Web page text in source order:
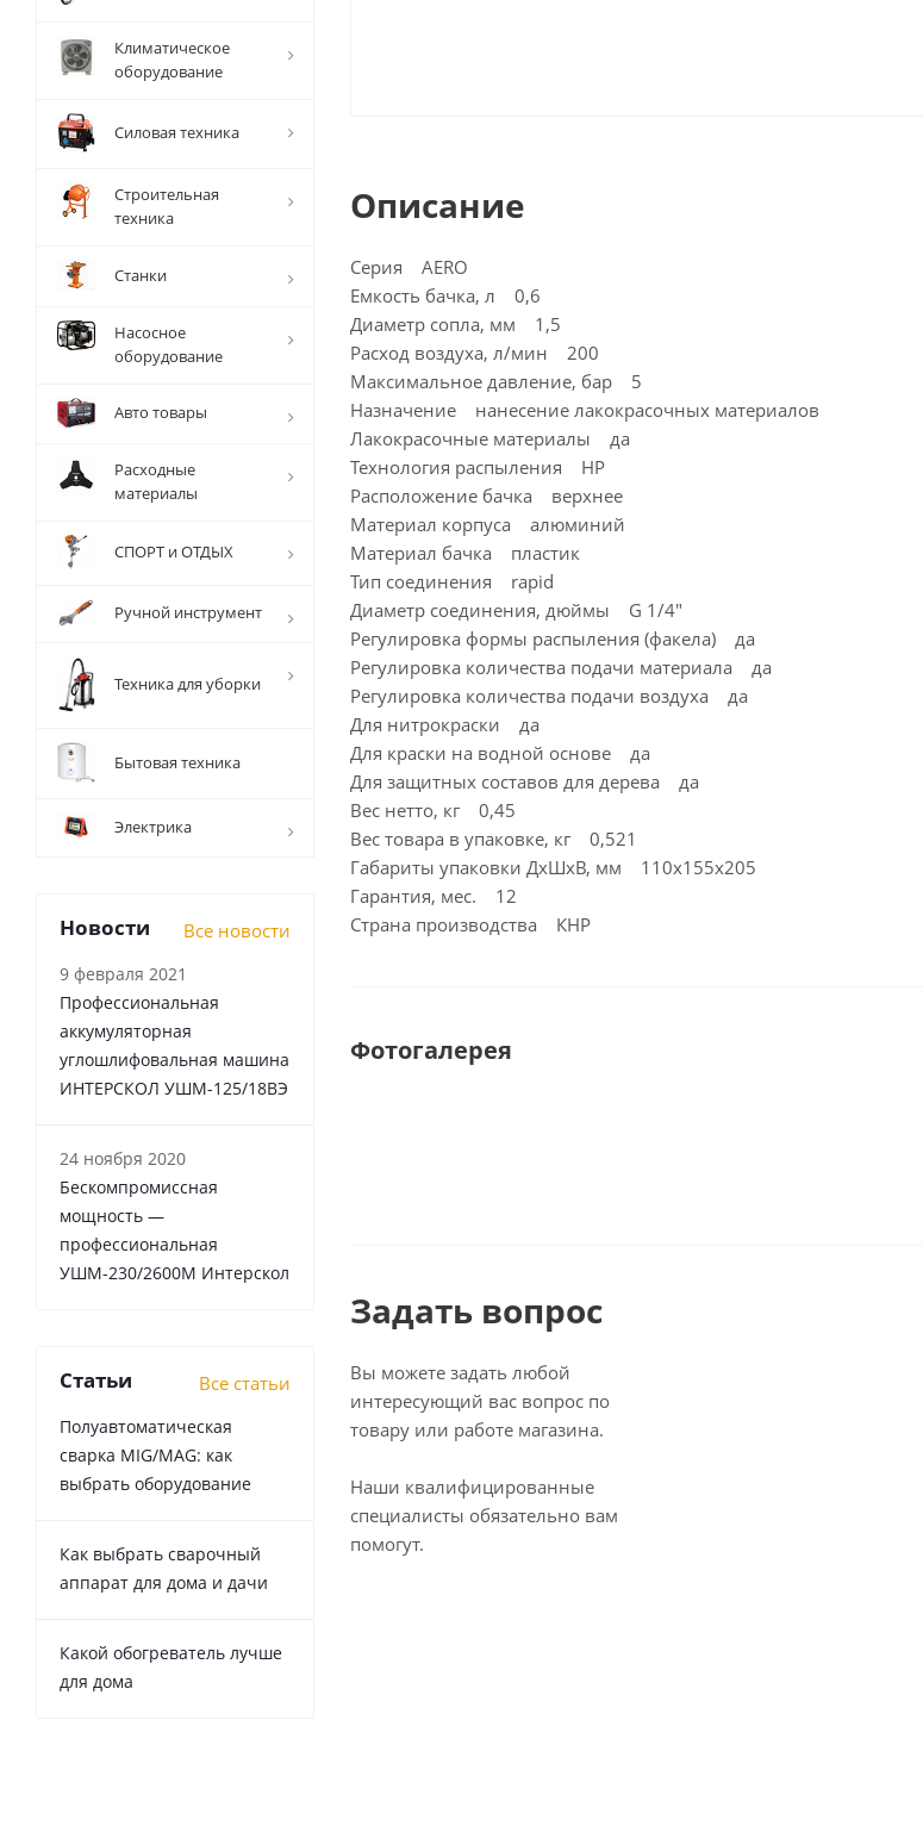
Описание
Серия AERO
Емкость бачка, л 0,6
Диаметр сопла, мм 1,5
Расход воздуха, л/мин 200
Максимальное давление, бар 5
Назначение нанесение лакокрасочных материалов
Лакокрасочные материалы да
Технология распыления HP
Расположение бачка верхнее
Материал корпуса алюминий
Материал бачка пластик
Тип соединения rapid
Диаметр соединения, дюймы G 1/4"
Регулировка формы распыления (факела) да
Регулировка количества подачи материала да
Регулировка количества подачи воздуха да
Для нитрокраски да
Для краски на водной основе да
Для защитных составов для дерева да
Вес нетто, кг 0,45
Вес товара в упаковке, кг 0,521
Габариты упаковки ДхШхВ, мм 110x155x205
Гарантия, мес. 12
Страна производства КНР
Фотогалерея
Задать вопрос
Вы можете задать любой
интересующий вас вопрос по
товару или работе магазина.
Наши квалифицированные
специалисты обязательно вам
помогут.
Климатическое
оборудование
Силовая техника
Строительная
техника
Станки
Насосное
оборудование
Авто товары
Расходные
материалы
СПОРТ и ОТДЫХ
Ручной инструмент
Техника для уборки
Бытовая техника
Электрика
Новости Все новости
9 февраля 2021
Профессиональная
аккумуляторная
углошлифовальная машина
ИНТЕРСКОЛ УШМ-125/18ВЭ
24 ноября 2020
Бескомпромиссная
мощность —
профессиональная
УШМ-230/2600М Интерскол
Статьи Все статьи
Полуавтоматическая
сварка MIG/MAG: как
выбрать оборудование
Как выбрать сварочный
аппарат для дома и дачи
Какой обогреватель лучше
для дома